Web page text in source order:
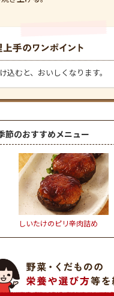
込むと、おいしくなります。
節のおすすめメニュー
しいたけのピリ辛肉詰め